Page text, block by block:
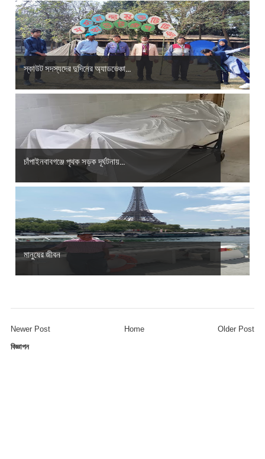
স্কাউট সদস্যদের দুদিনের অ্যাডভেঞ্চা...
চাঁপাইনবাবগঞ্জে পৃথক সড়ক দূর্ঘটনায়...
মানুষের জীবন
Newer Post Older Post
Home
বিজ্ঞাপন